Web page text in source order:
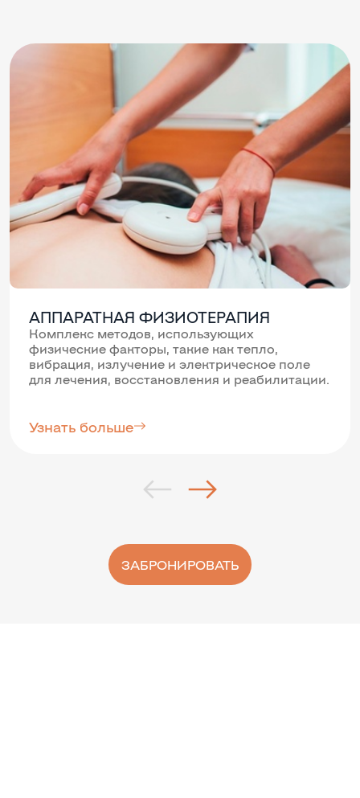
АППАРАТНАЯ ФИЗИОТЕРАПИЯ
Комплекс методов, использующих
физические факторы, такие как тепло,
вибрация, излучение и электрическое поле
для лечения, восстановления и реабилитации.
Узнать больше
ЗАБРОНИРОВАТЬ